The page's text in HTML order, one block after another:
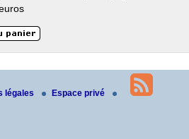
légales Espace privé